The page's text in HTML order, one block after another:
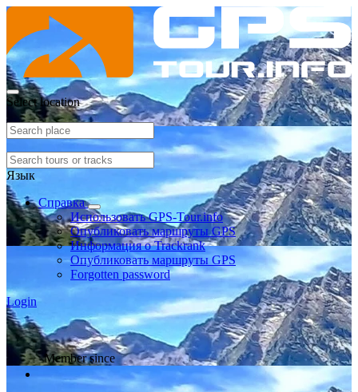
Select location
Язык
Справка
Использовать GPS-Tour.info
Опубликовать маршруты GPS
Информация о Trackrank
Опубликовать маршруты GPS
Forgotten password
Login
Member since